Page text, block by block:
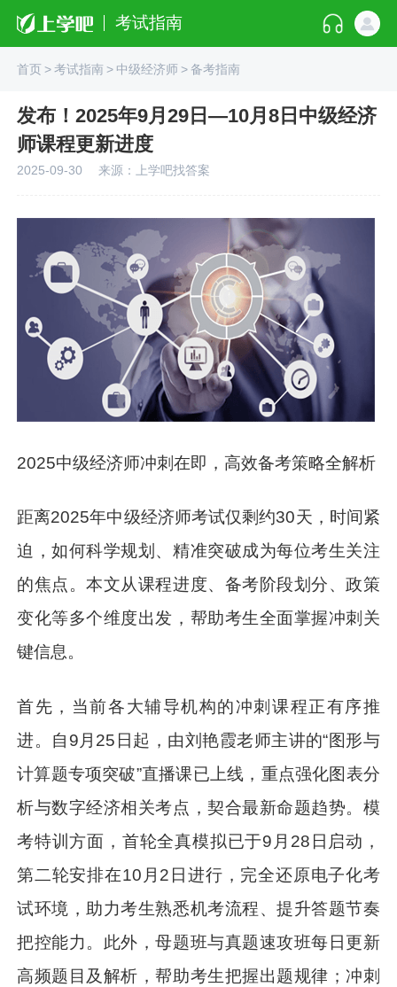
考试指南
首页>考试指南> 中级经济师> 备考指南
发布！2025年9月29日—10月8日中级经济
师课程更新进度
2025-09-30 来源：上学吧找答案
2025中级经济师冲刺在即，高效备考策略全解析
距离2025年中级经济师考试仅剩约30天，时间紧
迫，如何科学规划、精准突破成为每位考生关注
的焦点。本文从课程进度、备考阶段划分、政策
变化等多个维度出发，帮助考生全面掌握冲刺关
键信息。
首先，当前各大辅导机构的冲刺课程正有序推
进。自9月25日起，由刘艳霞老师主讲的“图形与
计算题专项突破”直播课已上线，重点强化图表分
析与数字经济相关考点，契合最新命题趋势。模
考特训方面，首轮全真模拟已于9月28日启动，
第二轮安排在10月2日进行，完全还原电子化考
试环境，助力考生熟悉机考流程、提升答题节奏
把控能力。此外，母题班与真题速攻班每日更新
高频题目及解析，帮助考生把握出题规律；冲刺